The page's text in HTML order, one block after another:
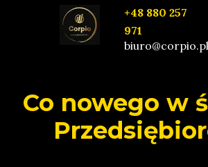
biuro@corpio.pl
+48 880 257
971
Co nowego w